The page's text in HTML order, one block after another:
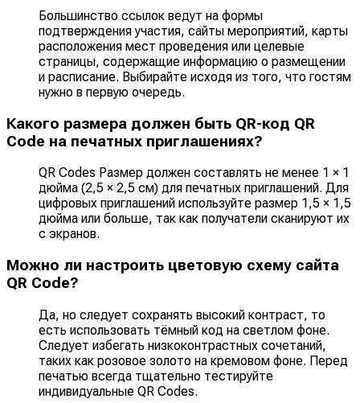
Большинство ссылок ведут на формы
подтверждения участия, сайты мероприятий, карты
расположения мест проведения или целевые
страницы, содержащие информацию о размещении
и расписание. Выбирайте исходя из того, что гостям
нужно в первую очередь.
Какого размера должен быть QR-код QR
Code на печатных приглашениях?
QR Codes Размер должен составлять не менее 1 × 1
дюйма (2,5 × 2,5 см) для печатных приглашений. Для
цифровых приглашений используйте размер 1,5 × 1,5
дюйма или больше, так как получатели сканируют их
с экранов.
Можно ли настроить цветовую схему сайта
QR Code?
Да, но следует сохранять высокий контраст, то
есть использовать тёмный код на светлом фоне.
Следует избегать низкоконтрастных сочетаний,
таких как розовое золото на кремовом фоне. Перед
печатью всегда тщательно тестируйте
индивидуальные QR Codes.